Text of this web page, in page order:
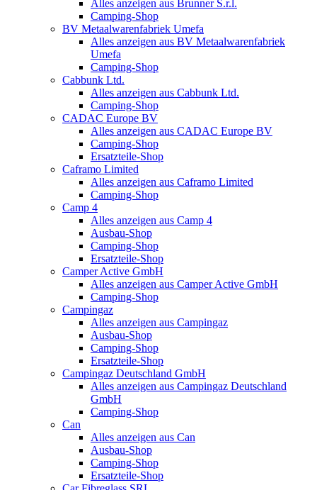
Alles anzeigen aus Brunner S.r.l.
Camping-Shop
BV Metaalwarenfabriek Umefa
Alles anzeigen aus BV Metaalwarenfabriek
Umefa
Camping-Shop
Cabbunk Ltd.
Alles anzeigen aus Cabbunk Ltd.
Camping-Shop
CADAC Europe BV
Alles anzeigen aus CADAC Europe BV
Camping-Shop
Ersatzteile-Shop
Caframo Limited
Alles anzeigen aus Caframo Limited
Camping-Shop
Camp 4
Alles anzeigen aus Camp 4
Ausbau-Shop
Camping-Shop
Ersatzteile-Shop
Camper Active GmbH
Alles anzeigen aus Camper Active GmbH
Camping-Shop
Campingaz
Alles anzeigen aus Campingaz
Ausbau-Shop
Camping-Shop
Ersatzteile-Shop
Campingaz Deutschland GmbH
Alles anzeigen aus Campingaz Deutschland
GmbH
Camping-Shop
Can
Alles anzeigen aus Can
Ausbau-Shop
Camping-Shop
Ersatzteile-Shop